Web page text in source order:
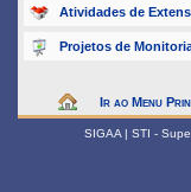
Atividades de
Projetos de
Ir ao Menu
SIGAA | STI -